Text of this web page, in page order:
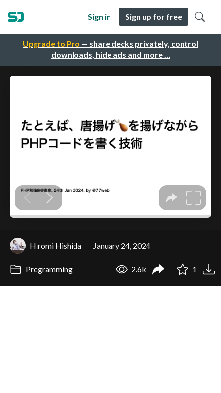
Upgrade to Pro — share decks privately, control
downloads, hide ads and more …
Sign in Sign up for free
Hiromi Hishida January 24, 2024
Programming 2.6k 1